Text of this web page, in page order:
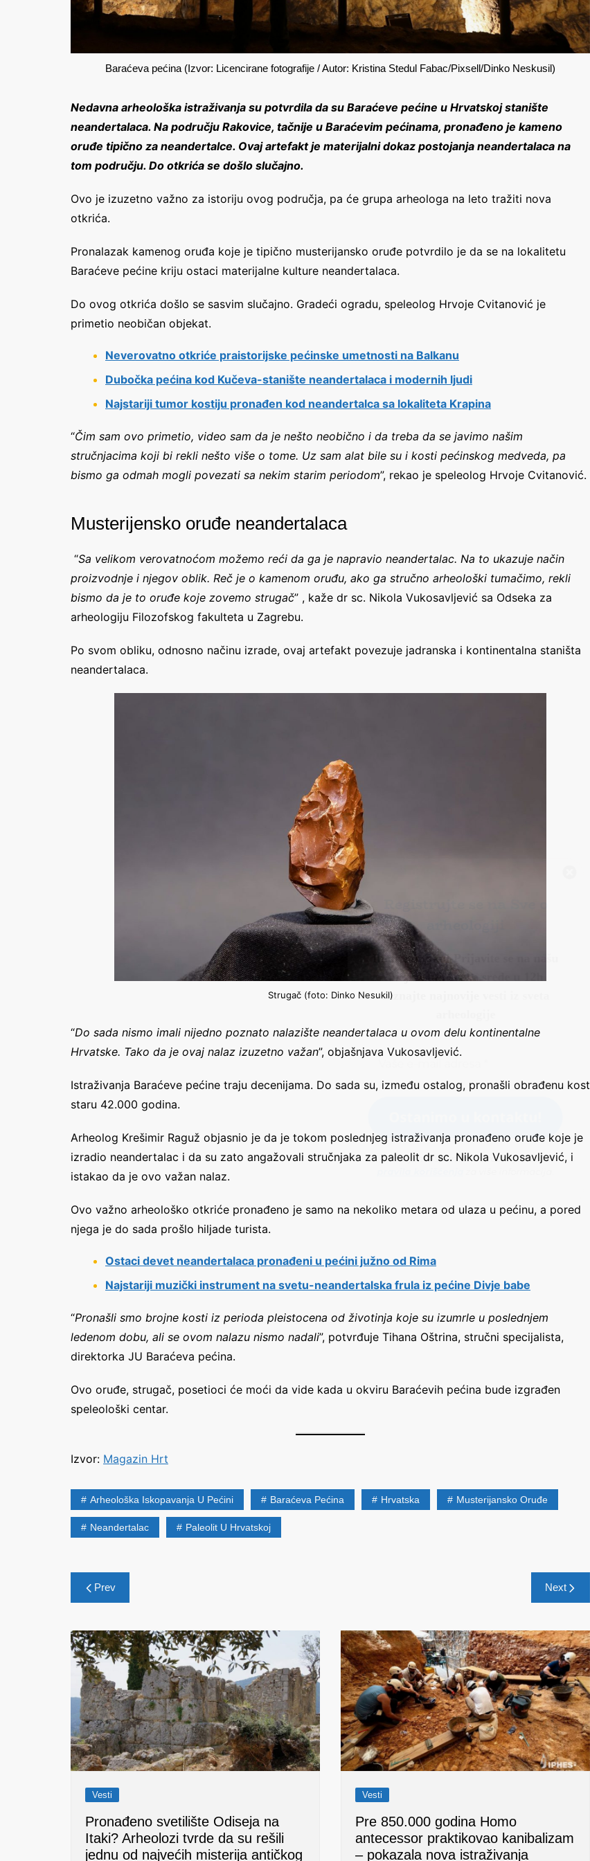
Baraćeva pećina (Izvor: Licencirane fotografije / Autor: Kristina Stedul Fabac/Pixsell/Dinko Neskusil)
Nedavna arheološka istraživanja su potvrdila da su Baraćeve pećine u Hrvatskoj stanište
neandertalaca. Na području Rakovice, tačnije u Baraćevim pećinama, pronađeno je kameno
oruđe tipično za neandertalce. Ovaj artefakt je materijalni dokaz postojanja neandertalaca na
tom području. Do otkrića se došlo slučajno.
Ovo je izuzetno važno za istoriju ovog područja, pa će grupa arheologa na leto tražiti nova
otkrića.
Pronalazak kamenog oruđa koje je tipično musterijansko oruđe potvrdilo je da se na lokalitetu
Baraćeve pećine kriju ostaci materijalne kulture neandertalaca.
Do ovog otkrića došlo se sasvim slučajno. Gradeći ogradu, speleolog Hrvoje Cvitanović je
primetio neobičan objekat.
Neverovatno otkriće praistorijske pećinske umetnosti na Balkanu
Dubočka pećina kod Kučeva-stanište neandertalaca i modernih ljudi
Najstariji tumor kostiju pronađen kod neandertalca sa lokaliteta Krapina
“Čim sam ovo primetio, video sam da je nešto neobično i da treba da se javimo našim
stručnjacima koji bi rekli nešto više o tome. Uz sam alat bile su i kosti pećinskog medveda, pa
bismo ga odmah mogli povezati sa nekim starim periodom”, rekao je speleolog Hrvoje Cvitanović.
Musterijensko oruđe neandertalaca
“Sa velikom verovatnoćom možemo reći da ga je napravio neandertalac. Na to ukazuje način
proizvodnje i njegov oblik. Reč je o kamenom oruđu, ako ga stručno arheološki tumačimo, rekli
bismo da je to oruđe koje zovemo strugač” , kaže dr sc. Nikola Vukosavljević sa Odseka za
arheologiju Filozofskog fakulteta u Zagrebu.
Po svom obliku, odnosno načinu izrade, ovaj artefakt povezuje jadranska i kontinentalna staništa
neandertalaca.
Strugač (foto: Dinko Nesukil)
“Do sada nismo imali nijedno poznato nalazište neandertalaca u ovom delu kontinentalne
Hrvatske. Tako da je ovaj nalaz izuzetno važan”, objašnjava Vukosavljević.
Istraživanja Baraćeve pećine traju decenijama. Do sada su, između ostalog, pronašli obrađenu kost
staru 42.000 godina.
Arheolog Krešimir Raguž objasnio je da je tokom poslednjeg istraživanja pronađeno oruđe koje je
izradio neandertalac i da su zato angažovali stručnjaka za paleolit dr sc. Nikola Vukosavljević, i
istakao da je ovo važan nalaz.
Ovo važno arheološko otkriće pronađeno je samo na nekoliko metara od ulaza u pećinu, a pored
njega je do sada prošlo hiljade turista.
Ostaci devet neandertalaca pronađeni u pećini južno od Rima
Najstariji muzički instrument na svetu-neandertalska frula iz pećine Divje babe
“Pronašli smo brojne kosti iz perioda pleistocena od životinja koje su izumrle u poslednjem
ledenom dobu, ali se ovom nalazu nismo nadali”, potvrđuje Tihana Oštrina, stručni specijalista,
direktorka JU Baraćeva pećina.
Ovo oruđe, strugač, posetioci će moći da vide kada u okviru Baraćevih pećina bude izgrađen
speleološki centar.
Izvor: Magazin Hrt
Ne šaljemo spamove! Pročitajte naša
Arheološka Iskopavanja U Pećini Baraćeva Pećina Hrvatska Musterijansko Oruđe
Neandertalac Paleolit U Hrvatskoj
Post
navigation
Prev Next
Vesti
Pronađeno svetilište Odiseja na
Itaki? Arheolozi tvrde da su rešili
jednu od najvećih misterija antičkog
Vesti
Pre 850.000 godina Homo
antecessor praktikovao kanibalizam
– pokazala nova istraživanja